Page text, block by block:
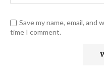
Save my name, email,
time I comment.